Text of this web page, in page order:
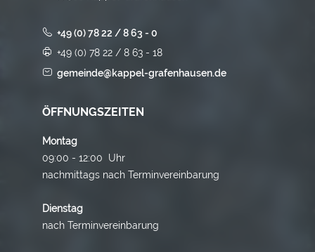
+49 (0) 78 22 / 8 63 - 0
+49 (0) 78 22 / 8 63 - 18
gemeinde@kappel-grafenhausen.de
ÖFFNUNGSZEITEN
Montag
09:00 - 12:00 Uhr
nachmittags nach Terminvereinbarung
Dienstag
nach Terminvereinbarung